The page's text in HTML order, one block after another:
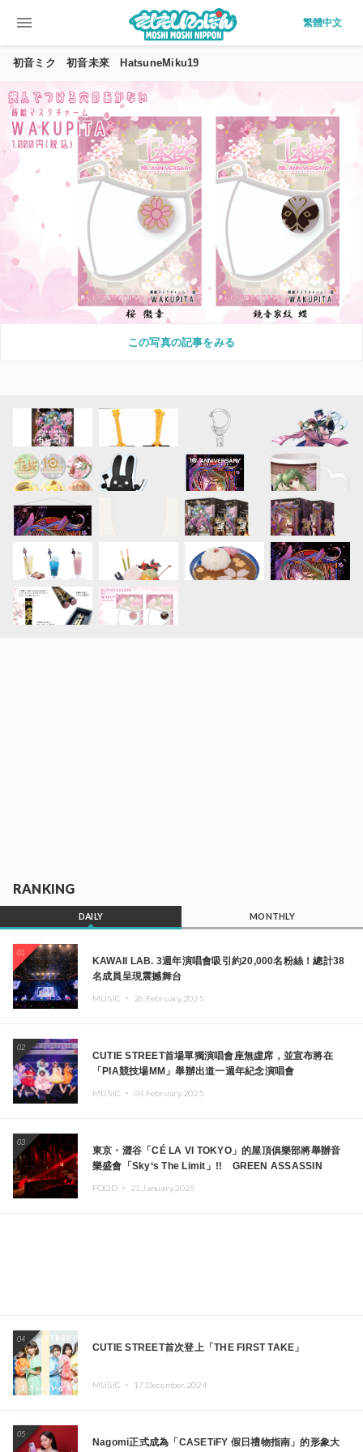
menu 繁體中文
初音ミク 初音未來 HatsuneMiku19
この写真の記事をみる
RANKING
DAILY MONTHLY
01
KAWAII LAB. 3週年演唱會吸引約20,000名粉絲！總計38
名成員呈現震撼舞台
MUSIC ・ 26.February.2025
02
CUTIE STREET首場單獨演唱會座無虛席，並宣布將在
「PIA競技場MM」舉辦出道一週年紀念演唱會
MUSIC ・ 04.February.2025
03
東京・澀谷「CÉ LA VI TOKYO」的屋頂俱樂部將舉辦音
樂盛會「Sky‘s The Limit」!! GREEN ASSASSIN
本頂尖DJ及創作者齊聚一堂
FOOD ・ 21.January.2025
04
CUTIE STREET首次登上「THE FIRST TAKE」
MUSIC ・ 17.December.2024
05
Nagomi正式成為「CASETiFY 假日禮物指南」的形象大